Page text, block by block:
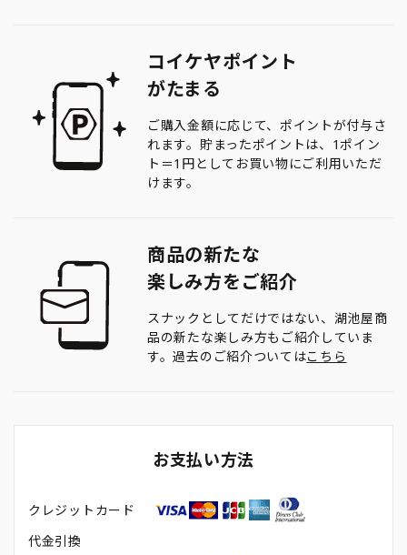
コイケヤポイント
がたまる
ご購入金額に応じて、ポイントが付与さ
れます。貯まったポイントは、1ポイン
ト＝1円としてお買い物にご利用いただ
けます。
商品の新たな
楽しみ方をご紹介
スナックとしてだけではない、湖池屋商
品の新たな楽しみ方もご紹介していま
す。過去のご紹介ついてはこちら
お支払い方法
クレジットカード
代金引換